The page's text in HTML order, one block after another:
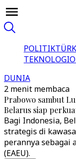
POLITIK
TEKNOLOGI
DUNIA
2 menit membaca
Prabowo sambut
Belarus siap
Bagi Indonesia,
strategis di
perannya sebagai
(EAEU).